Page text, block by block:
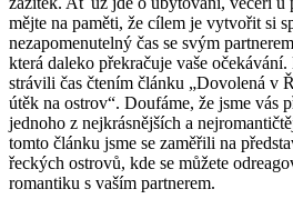
mějte na paměti, že cílem je vytvořit si
nezapomenutelný čas se svým
která daleko překračuje vaše
strávili čas čtením článku „Dovolená v
útěk na ostrov“. Doufáme, že jsme vás
jednoho z nejkrásnějších a
tomto článku jsme se zaměřili na
řeckých ostrovů, kde se můžete
romantiku s vaším partnerem.